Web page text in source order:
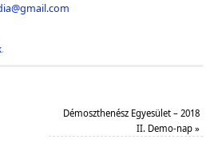
.
Démoszthenész Egyesület – 2018
II. Demo-nap»